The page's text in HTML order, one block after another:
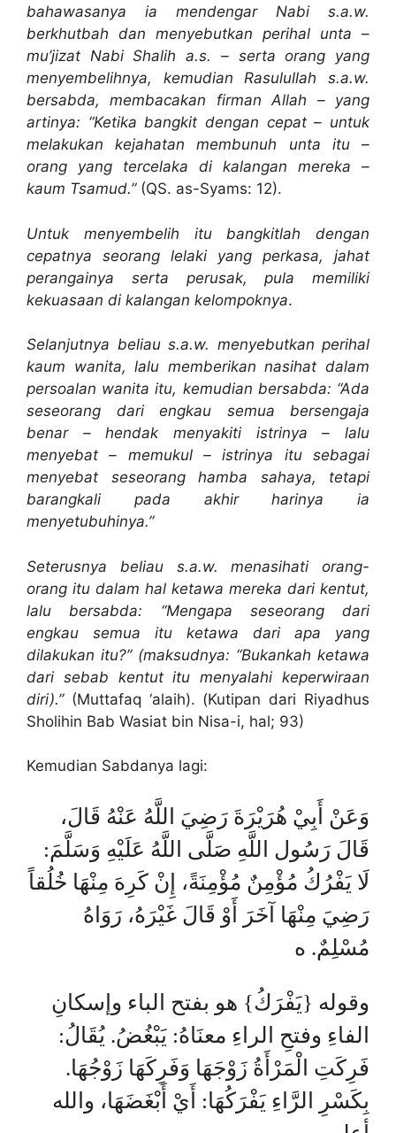
bahawasanya ia mendengar Nabi s.a.w.
berkhutbah dan menyebutkan perihal unta –
mu’jizat Nabi Shalih a.s. – serta orang yang
menyembelihnya, kemudian Rasulullah s.a.w.
bersabda, membacakan firman Allah – yang
artinya: “Ketika bangkit dengan cepat – untuk
melakukan kejahatan membunuh unta itu –
orang yang tercelaka di kalangan mereka –
kaum Tsamud.”(QS. as-Syams: 12).
Untuk menyembelih itu bangkitlah dengan
cepatnya seorang lelaki yang perkasa, jahat
perangainya serta perusak, pula memiliki
kekuasaan di kalangan kelompoknya.
Selanjutnya beliau s.a.w. menyebutkan perihal
kaum wanita, lalu memberikan nasihat dalam
persoalan wanita itu, kemudian bersabda: “Ada
seseorang dari engkau semua bersengaja
benar – hendak menyakiti istrinya – lalu
menyebat – memukul – istrinya itu sebagai
menyebat seseorang hamba sahaya, tetapi
barangkali pada akhir harinya ia
menyetubuhinya.”
Seterusnya beliau s.a.w. menasihati orang-
orang itu dalam hal ketawa mereka dari kentut,
lalu bersabda: “Mengapa seseorang dari
engkau semua itu ketawa dari apa yang
dilakukan itu?” (maksudnya: “Bukankah ketawa
dari sebab kentut itu menyalahi keperwiraan
diri).”(Muttafaq ‘alaih). (Kutipan dari Riyadhus
Sholihin Bab Wasiat bin Nisa-i, hal; 93)
Kemudian Sabdanya lagi:
وَعَنْ أَبِيْ هُرَيْرَةَ رَضِيَ اللَّهُ عَنْهُ قَالَ،
قَالَ رَسُول اللَّهِ صَلَّى اللَّهُ عَلَيْهِ وَسَلَّمَ:
لَا يَفْرُكُ مُؤْمِنٌ مُؤْمِنَةً، إِنْ كَرِهَ مِنْهَا خُلُقاً
رَضِيَ مِنْهَا آخَرَ أَوْ قَالَ غَيْرَهُ، رَوَاهُ
مُسْلِمٌ. ه
وقوله {يَفْرَكُ} هو بفتح الباء وإسكانِ
الفاءِ وفتحِ الراءِ معنَاهُ: يَبْغُضُ. يُقَالُ:
فَرِكَتِ الْمَرْأَةُ زَوْجَهَا وَفَرِكَهَا زَوْجُهَا.
بِكَسْرِ الرَّاءِ يَفْرَكُهَا: أَيْ أَبْغَضَهَا، والله